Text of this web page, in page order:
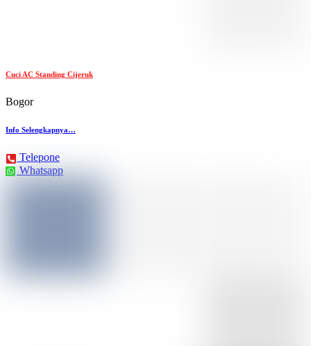
Cuci AC Standing Cijeruk
Bogor
Info Selengkapnya…
Telepone
Whatsapp